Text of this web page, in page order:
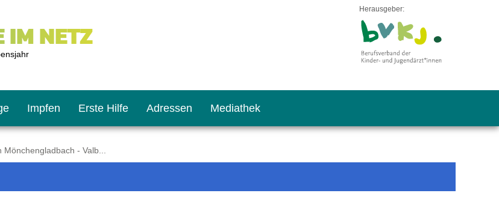
NETZ
Herausgeber:
Impfen Erste Hilfe Adressen Mediathek
- Valb...